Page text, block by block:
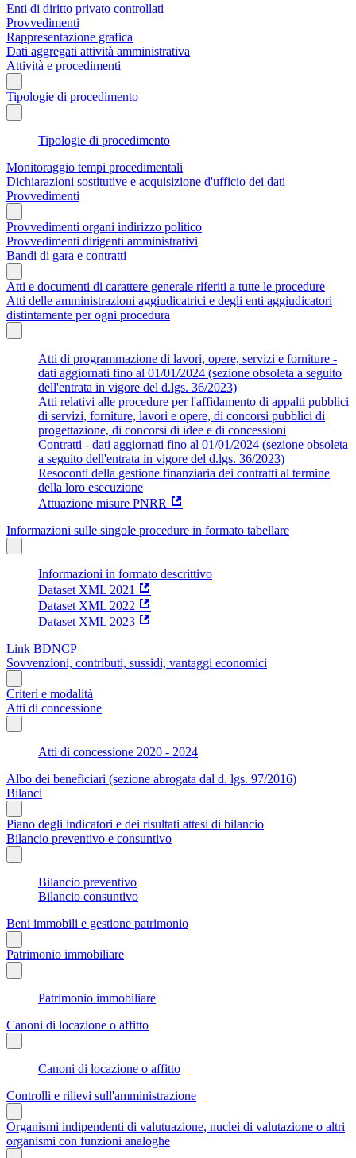
Enti di diritto privato controllati
Provvedimenti
Rappresentazione grafica
Dati aggregati attività amministrativa
Attività e procedimenti
Tipologie di procedimento
Tipologie di procedimento
Monitoraggio tempi procedimentali
Dichiarazioni sostitutive e acquisizione d'ufficio dei dati
Provvedimenti
Provvedimenti organi indirizzo politico
Provvedimenti dirigenti amministrativi
Bandi di gara e contratti
Atti e documenti di carattere generale riferiti a tutte le procedure
Atti delle amministrazioni aggiudicatrici e degli enti aggiudicatori
distintamente per ogni procedura
Atti di programmazione di lavori, opere, servizi e forniture -
dati aggiornati fino al 01/01/2024 (sezione obsoleta a seguito
dell'entrata in vigore del d.lgs. 36/2023)
Atti relativi alle procedure per l'affidamento di appalti pubblici
di servizi, forniture, lavori e opere, di concorsi pubblici di
progettazione, di concorsi di idee e di concessioni
Contratti - dati aggiornati fino al 01/01/2024 (sezione obsoleta
a seguito dell'entrata in vigore del d.lgs. 36/2023)
Resoconti della gestione finanziaria dei contratti al termine
della loro esecuzione
Attuazione misure PNRR
Informazioni sulle singole procedure in formato tabellare
Informazioni in formato descrittivo
Dataset XML 2021
Dataset XML 2022
Dataset XML 2023
Link BDNCP
Sovvenzioni, contributi, sussidi, vantaggi economici
Criteri e modalità
Atti di concessione
Atti di concessione 2020 - 2024
Albo dei beneficiari (sezione abrogata dal d. lgs. 97/2016)
Bilanci
Piano degli indicatori e dei risultati attesi di bilancio
Bilancio preventivo e consuntivo
Bilancio preventivo
Bilancio consuntivo
Beni immobili e gestione patrimonio
Patrimonio immobiliare
Patrimonio immobiliare
Canoni di locazione o affitto
Canoni di locazione o affitto
Controlli e rilievi sull'amministrazione
Organismi indipendenti di valutuazione, nuclei di valutazione o altri
organismi con funzioni analoghe